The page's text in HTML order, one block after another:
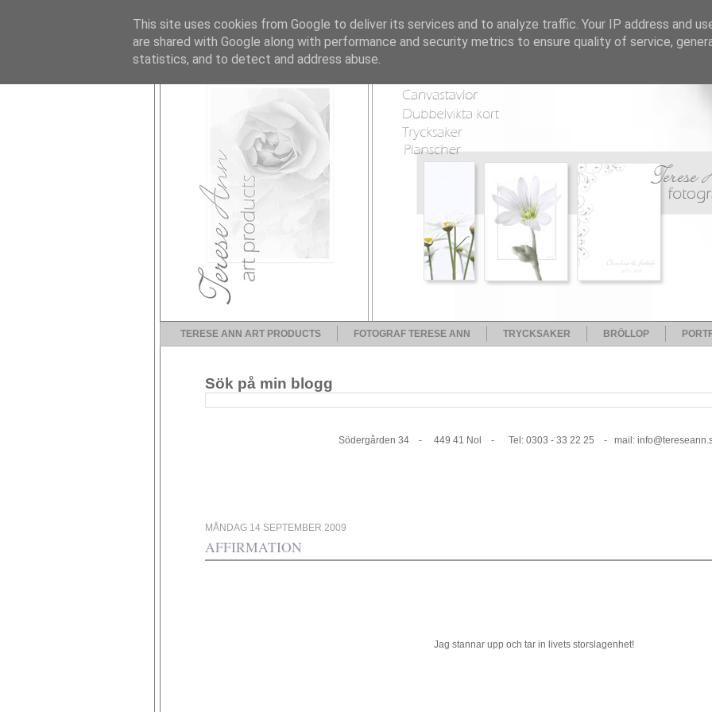
TERESE ANN ART PRODUCTS FOTOGRAF TERESE ANN TRYCKSAKER BRÖLLOP
Sök på min blogg
Södergården 34 - 449 41 Nol - Tel: 0303 - 33 22 25 - mail:
MÅNDAG 14 SEPTEMBER 2009
AFFIRMATION
Jag stannar upp och tar in livets storslagenhet!
This site uses cookies from Google to deliver its services and to analyze traffic. Your IP address and
are shared with Google along with performance and security metrics to ensure quality of service,
statistics, and to detect and address abuse.